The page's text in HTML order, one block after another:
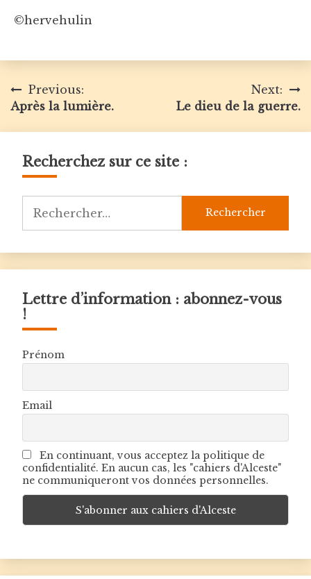
©hervehulin
Navigation
de
Previous:
Après la lumière.
Next:
Le dieu de la guerre.
Recherchez sur ce site :
Lettre d’information : abonnez-vous
!
Prénom
Email
En continuant, vous acceptez la politique de
confidentialité. En aucun cas, les "cahiers d'Alceste"
ne communiqueront vos données personnelles.